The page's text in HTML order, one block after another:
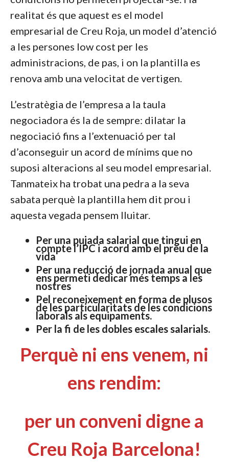
realitat és que aquest es el model
empresarial de Creu Roja, un model d’atenció
a les persones low cost per les
administracions, de pas, i on la plantilla es
renova amb una velocitat de vertigen.
L’estratègia de l’empresa a la taula
negociadora és la de sempre: dilatar la
negociació fins a l’extenuació per tal
d’aconseguir un acord de mínims que no
suposi alteracions al seu model empresarial.
Tanmateix ha trobat una pedra a la seva
sabata perquè la plantilla hem dit prou i
aquesta vegada pensem lluitar.
Per una pujada salarial que tingui en
compte l’IPC i acord amb el preu de la
vida
Per una reducció de jornada anual que
ens permeti dedicar més temps a les
nostres
Pel reconeixement en forma de plusos
de les particularitats de les condicions
laborals als equipaments.
Per la fi de les dobles escales salarials.
Perquè ni ens venem, ni
ens rendim:
per un conveni digne a
Creu Roja Barcelona!